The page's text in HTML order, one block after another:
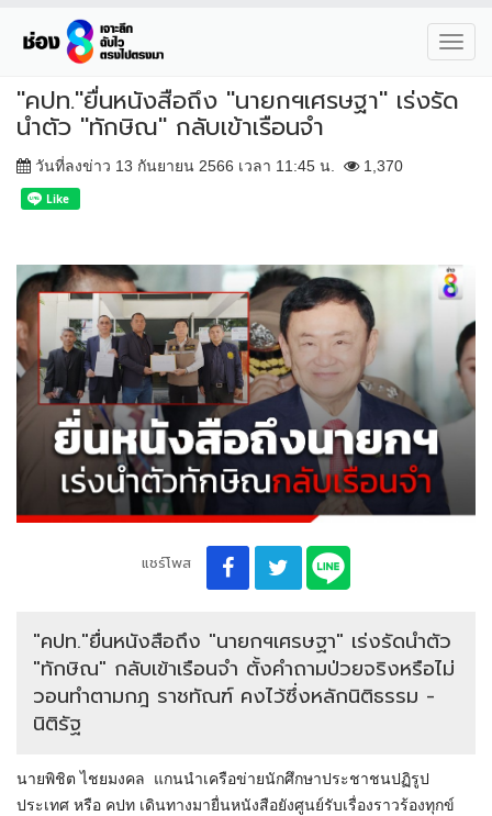
"คปท."ยื่นหนังสือถึง "นายกฯเศรษฐา" เร่งรัด
นำตัว "ทักษิณ" กลับเข้าเรือนจำ
วันที่ลงข่าว 13 กันยายน 2566 เวลา 11:45 น. 1,370
แชร์โพส
"คปท."ยื่นหนังสือถึง "นายกฯเศรษฐา" เร่งรัดนำตัว
"ทักษิณ" กลับเข้าเรือนจำ ตั้งคำถามป่วยจริงหรือไม่
วอนทำตามกฎ ราชทัณฑ์ คงไว้ซึ่งหลักนิติธรรม -
นิติรัฐ
นายพิชิต​ ไชยมงคล​ แกนนำเครือข่ายนักศึกษาประชาชนปฏิรูป
ประเทศ​ หรือ​ คปท เดินทางมายื่นหนังสือยังศูนย์รับเรื่องราวร้องทุกข์